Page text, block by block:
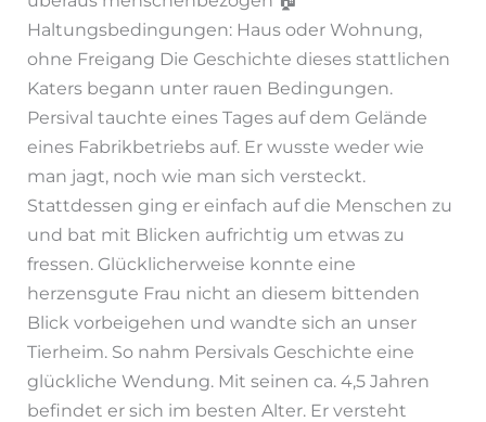
Haltungsbedingungen: Haus oder Wohnung,
ohne Freigang Die Geschichte dieses stattlichen
Katers begann unter rauen Bedingungen.
Persival tauchte eines Tages auf dem Gelände
eines Fabrikbetriebs auf. Er wusste weder wie
man jagt, noch wie man sich versteckt.
Stattdessen ging er einfach auf die Menschen zu
und bat mit Blicken aufrichtig um etwas zu
fressen. Glücklicherweise konnte eine
herzensgute Frau nicht an diesem bittenden
Blick vorbeigehen und wandte sich an unser
Tierheim. So nahm Persivals Geschichte eine
glückliche Wendung. Mit seinen ca. 4,5 Jahren
befindet er sich im besten Alter. Er versteht